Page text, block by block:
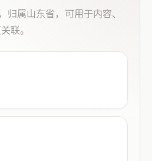
归属山东省，可用于内容、
联。